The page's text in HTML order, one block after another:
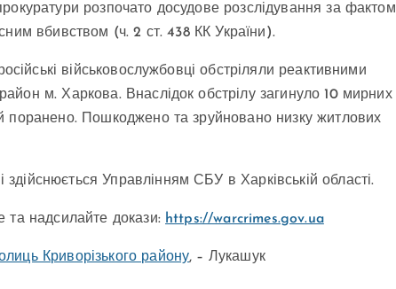
розпочато досудове розслідування за фактом
вбивством (ч. 2 ст. 438 КК України).
військовослужбовці обстріляли реактивними
м. Харкова. Внаслідок обстрілу загинуло 10 мирних
Пошкоджено та зруйновано низку житлових
Управлінням СБУ в Харківській області.
та надсилайте докази: https://warcrimes.gov.ua
Криворізького району, – Лукашук